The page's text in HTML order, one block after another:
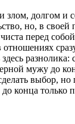
долгом
но, в
перед
мужу до
конца только